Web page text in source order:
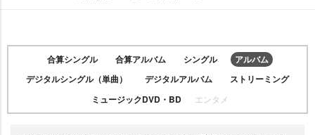
合算シングル 合算アルバム シングル
アルバム
デジタルシングル（単曲）
デジタルアルバム
ストリーミング
ミュージックDVD・BD
エンタメ